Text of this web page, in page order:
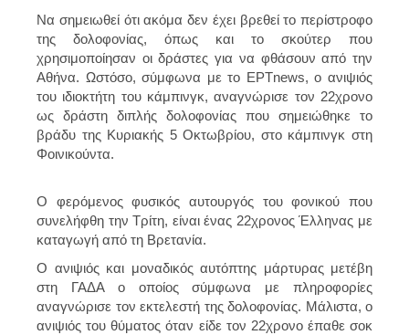
Να σημειωθεί ότι ακόμα δεν έχει βρεθεί το περίστροφο
της δολοφονίας, όπως και το σκούτερ που
χρησιμοποίησαν οι δράστες για να φθάσουν από την
Αθήνα. Ωστόσο, σύμφωνα με το ΕΡΤnews, ο ανιψιός
του ιδιοκτήτη του κάμπινγκ, αναγνώρισε τον 22χρονο
ως δράστη διπλής δολοφονίας που σημειώθηκε το
βράδυ της Κυριακής 5 Οκτωβρίου, στο κάμπινγκ στη
Φοινικούντα.
Ο φερόμενος φυσικός αυτουργός του φονικού που
συνελήφθη την Τρίτη, είναι ένας 22χρονος Έλληνας με
καταγωγή από τη Βρετανία.
Ο ανιψιός και μοναδικός αυτόπτης μάρτυρας μετέβη
στη ΓΑΔΑ ο οποίος σύμφωνα με πληροφορίες
αναγνώρισε τον εκτελεστή της δολοφονίας. Μάλιστα, ο
ανιψιός του θύματος όταν είδε τον 22χρονο έπαθε σοκ